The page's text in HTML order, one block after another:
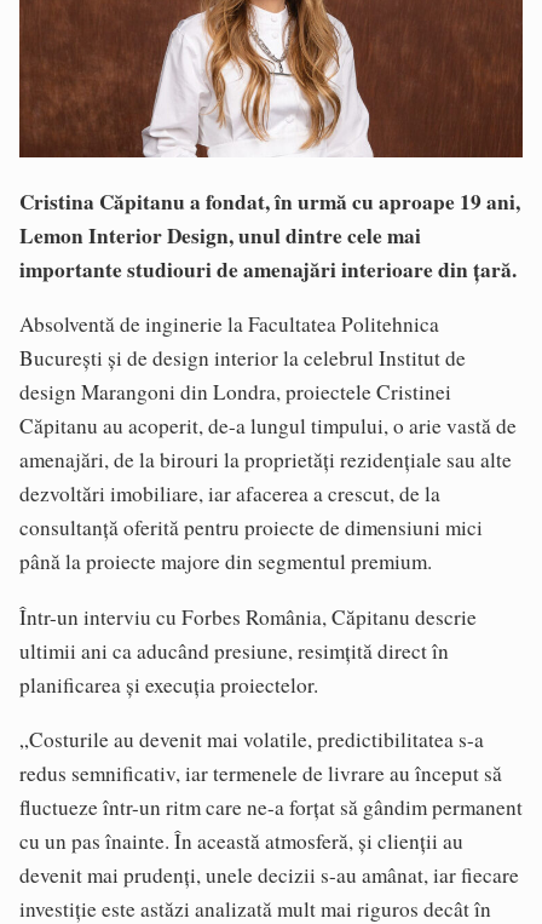
Cristina Căpitanu a fondat, în urmă cu aproape 19 ani,
Lemon Interior Design, unul dintre cele mai
importante studiouri de amenajări interioare din țară.
Absolventă de inginerie la Facultatea Politehnica
București și de design interior la celebrul Institut de
design Marangoni din Londra, proiectele Cristinei
Căpitanu au acoperit, de-a lungul timpului, o arie vastă de
amenajări, de la birouri la proprietăți rezidențiale sau alte
dezvoltări imobiliare, iar afacerea a crescut, de la
consultanță oferită pentru proiecte de dimensiuni mici
până la proiecte majore din segmentul premium.
Într-un interviu cu Forbes România, Căpitanu descrie
ultimii ani ca aducând presiune, resimțită direct în
planificarea și execuția proiectelor.
„Costurile au devenit mai volatile, predictibilitatea s-a
redus semnificativ, iar termenele de livrare au început să
fluctueze într-un ritm care ne-a forțat să gândim permanent
cu un pas înainte. În această atmosferă, și clienții au
devenit mai prudenți, unele decizii s-au amânat, iar fiecare
investiție este astăzi analizată mult mai riguros decât în